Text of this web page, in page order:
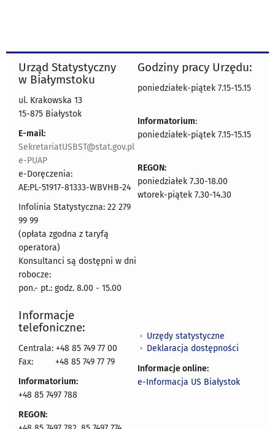
Urząd Statystyczny
w Białymstoku
ul. Krakowska 13
15-875 Białystok
E-mail:
SekretariatUSBST@stat.gov.pl
e-PUAP
e-Doręczenia:
AE:PL-51917-81333-WBVHB-24
Infolinia Statystyczna: 22 279
99 99
(opłata zgodna z taryfą
operatora)
Konsultanci są dostępni w dni
robocze:
pon.- pt.: godz. 8.00 - 15.00
Godziny pracy Urzędu:
poniedziałek-piątek 7.15-15.15
Informatorium:
poniedziałek-piątek 7.15-15.15
REGON:
poniedziałek 7.30-18.00
wtorek-piątek 7.30-14.30
Informacje
telefoniczne:
Centrala: +48 85 749 77 00
Fax:
+48 85 749 77 79
Informatorium:
+48 85 7497 788
REGON:
Urzędy statystyczne
Deklaracja dostępności
Informacje online:
e-Informacja US Białystok